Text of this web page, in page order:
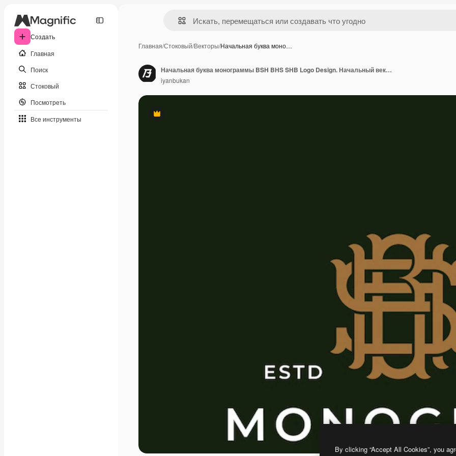
Создать
Главная
Поиск
Стоковый
Посмотреть
Все инструменты
Главная/Стоковый/Векторы/Начальная буква моно…
Премиум
Начальная буква монограммы BSH BHS SHB Logo Design. Начальный вектор иконы бизнеса
iyanbukan
By clicking “Accept All Cookies”, you